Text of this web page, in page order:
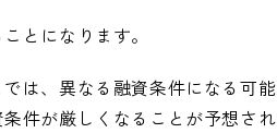
とになります。
は、異なる融資条件になる可能
件が厳しくなることが予想され